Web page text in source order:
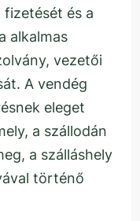
és a
alkalmas
vezetői
A vendég
eleget
a szállodán
a szálláshely
történő